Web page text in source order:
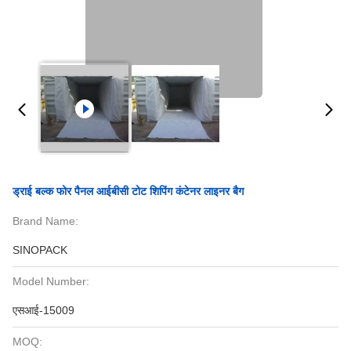
ड्राई बल्क फोर पैनल आईबीसी टोट शिपिंग कंटेनर लाइनर बैग
Brand Name:
SINOPACK
Model Number:
एसआई-15009
MOQ: